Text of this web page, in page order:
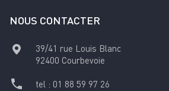
NOUS CONTACTER
39/41 rue Louis Blanc
92400 Courbevoie
tel : 01 88 59 97 26